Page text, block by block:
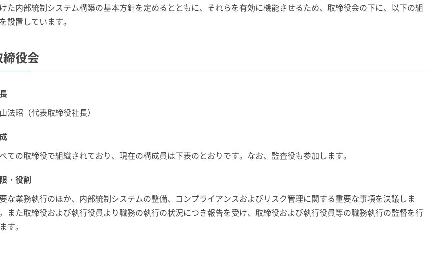
た内部統制システム構築の基本方針を定めるとともに、それらを有効に機能させるため、取締役会の下に、以下の組
設置しています。
締役会
法昭（代表取締役社長）
ての取締役で組織されており、現在の構成員は下表のとおりです。なお、監査役も参加します。
・役割
な業務執行のほか、内部統制システムの整備、コンプライアンスおよびリスク管理に関する重要な事項を決議しま
また取締役および執行役員より職務の執行の状況につき報告を受け、取締役および執行役員等の職務執行の監督を行
す。